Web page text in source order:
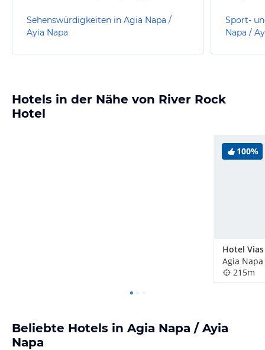
Sehenswürdigkeiten in Agia Napa /
Ayia Napa
Sport-
Napa /
Hotels in der Nähe von River Rock
Hotel
100%
Hotel Vias
Agia
215m
Beliebte Hotels in Agia Napa / Ayia
Napa